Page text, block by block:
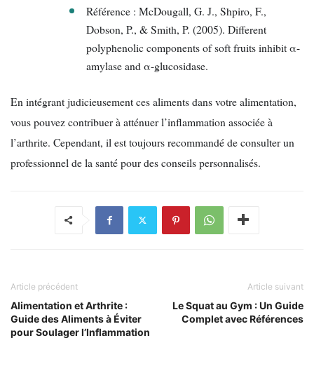
Référence : McDougall, G. J., Shpiro, F.,
Dobson, P., & Smith, P. (2005). Different
polyphenolic components of soft fruits inhibit α-
amylase and α-glucosidase.
En intégrant judicieusement ces aliments dans votre alimentation,
vous pouvez contribuer à atténuer l’inflammation associée à
l’arthrite. Cependant, il est toujours recommandé de consulter un
professionnel de la santé pour des conseils personnalisés.
Article précédent
Alimentation et Arthrite :
Guide des Aliments à Éviter
pour Soulager l’Inflammation
Article suivant
Le Squat au Gym : Un Guide
Complet avec Références